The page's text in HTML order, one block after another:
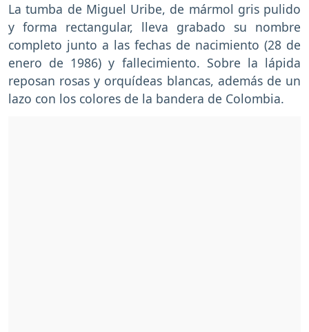
La tumba de Miguel Uribe, de mármol gris pulido
y forma rectangular, lleva grabado su nombre
completo junto a las fechas de nacimiento (28 de
enero de 1986) y fallecimiento. Sobre la lápida
reposan rosas y orquídeas blancas, además de un
lazo con los colores de la bandera de Colombia.